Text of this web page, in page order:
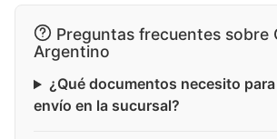
Preguntas frecuentes sobre
Argentino
¿Qué documentos necesito
envío en la sucursal?